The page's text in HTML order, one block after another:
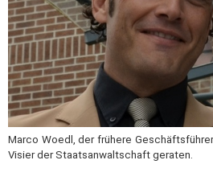
Marco Woedl, der frühere
Visier der Staatsanwaltschaft geraten.